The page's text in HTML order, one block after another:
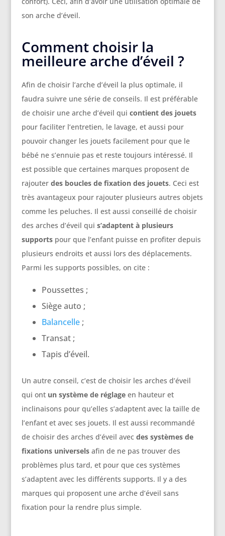
son arche d’éveil.
Comment choisir la
meilleure arche d’éveil ?
Afin de choisir l’arche d’éveil la plus optimale, il
faudra suivre une série de conseils. Il est préférable
de choisir une arche d’éveil qui contient des jouets
pour faciliter l’entretien, le lavage, et aussi pour
pouvoir changer les jouets facilement pour que le
bébé ne s’ennuie pas et reste toujours intéressé. Il
est possible que certaines marques proposent de
rajouter des boucles de fixation des jouets. Ceci est
très avantageux pour rajouter plusieurs autres objets
comme les peluches. Il est aussi conseillé de choisir
des arches d’éveil qui s’adaptent à plusieurs
supportspour que l’enfant puisse en profiter depuis
plusieurs endroits et aussi lors des déplacements.
Parmi les supports possibles, on cite :
Poussettes ;
Siège auto ;
Balancelle;
Transat ;
Tapis d’éveil.
Un autre conseil, c’est de choisir les arches d’éveil
qui ont un système de réglage en hauteur et
inclinaisons pour qu’elles s’adaptent avec la taille de
l’enfant et avec ses jouets. Il est aussi recommandé
de choisir des arches d’éveil avec des systèmes de
fixations universels afin de ne pas trouver des
problèmes plus tard, et pour que ces systèmes
s’adaptent avec les différents supports. Il y a des
marques qui proposent une arche d’éveil sans
fixation pour la rendre plus simple.